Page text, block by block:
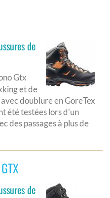
de
Gtx
et de
doublure en GoreTex
été testées lors d'un
des passages à plus de
de